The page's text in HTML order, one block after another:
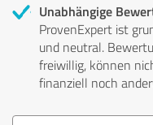
Unabhängige
ProvenExpert ist
und neutral.
freiwillig, können
finanziell noch